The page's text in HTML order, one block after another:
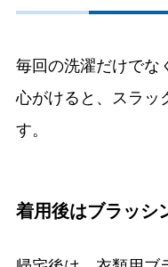
毎回の洗濯だけでな
心がけると、スラッ
す。
着用後はブラッシ